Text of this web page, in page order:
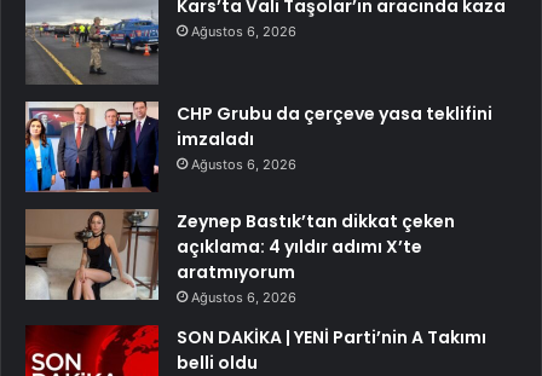
Kars’ta Vali Taşolar’ın aracında kaza
Ağustos 6, 2026
CHP Grubu da çerçeve yasa teklifini
imzaladı
Ağustos 6, 2026
Zeynep Bastık’tan dikkat çeken
açıklama: 4 yıldır adımı X’te
aratmıyorum
Ağustos 6, 2026
SON DAKİKA | YENİ Parti’nin A Takımı
belli oldu